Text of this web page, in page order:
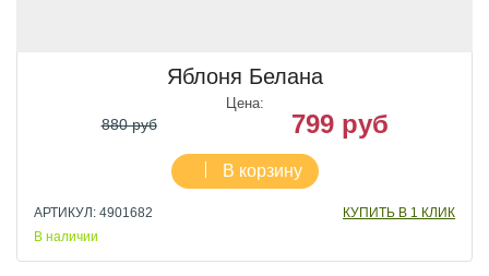
Яблоня Белана
Цена:
880 руб 799 руб
В корзину
АРТИКУЛ: 4901682
КУПИТЬ В 1 КЛИК
В наличии